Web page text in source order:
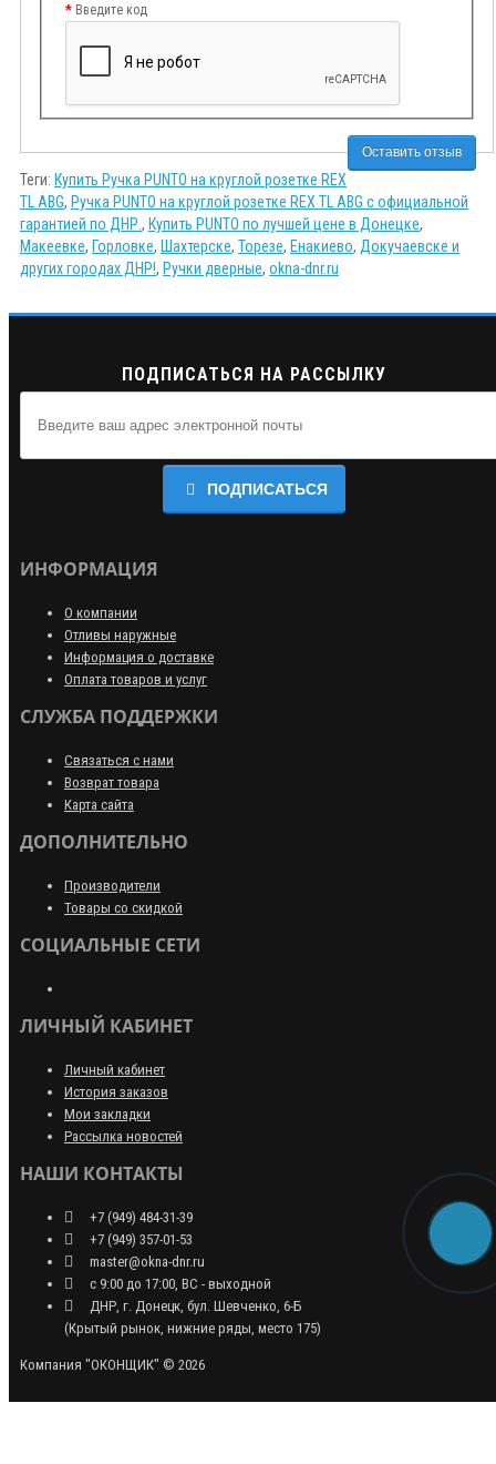
Введите код
Оставить отзыв
Теги: Купить Ручка PUNTO на круглой розетке REX
TL ABG, Ручка PUNTO на круглой розетке REX TL ABG с официальной
гарантией по ДНР. , Купить PUNTO по лучшей цене в Донецке,
Макеевке, Горловке, Шахтерске, Торезе, Енакиево, Докучаевске и
других городах ДНР!, Ручки дверные, okna-dnr.ru
ПОДПИСАТЬСЯ НА РАССЫЛКУ
ПОДПИСАТЬСЯ
ИНФОРМАЦИЯ
О компании
Отливы наружные
Информация о доставке
Оплата товаров и услуг
СЛУЖБА ПОДДЕРЖКИ
Связаться с нами
Возврат товара
Карта сайта
ДОПОЛНИТЕЛЬНО
Производители
Товары со скидкой
СОЦИАЛЬНЫЕ СЕТИ
ЛИЧНЫЙ КАБИНЕТ
Личный кабинет
История заказов
Мои закладки
Рассылка новостей
НАШИ КОНТАКТЫ
+7 (949) 484-31-39
+7 (949) 357-01-53
master@okna-dnr.ru
с 9:00 до 17:00, ВС - выходной
ДНР, г. Донецк, бул. Шевченко, 6-Б
(Крытый рынок, нижние ряды, место 175)
Компания "ОКОНЩИК" © 2026